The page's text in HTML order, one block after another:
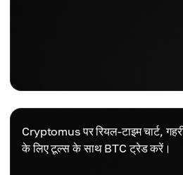
Cryptomus पर रियल-टाइम चार्ट,
के लिए टूल्स के साथ BTC ट्रेड करें।